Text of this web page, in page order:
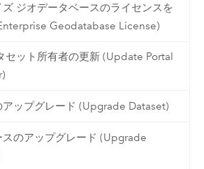
ジオデータベースのライセンスを
Geodatabase License)
セット所有者の更新 (Update Portal
アップグレード (Upgrade Dataset)
スのアップグレード (Upgrade